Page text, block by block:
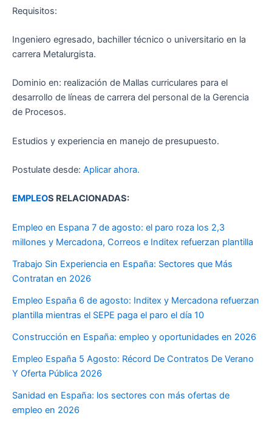
Requisitos:
Ingeniero egresado, bachiller técnico o universitario en la
carrera Metalurgista.
Dominio en: realización de Mallas curriculares para el
desarrollo de líneas de carrera del personal de la Gerencia
de Procesos.
Estudios y experiencia en manejo de presupuesto.
Postulate desde: Aplicar ahora.
EMPLEOS RELACIONADAS:
Empleo en Espana 7 de agosto: el paro roza los 2,3
millones y Mercadona, Correos e Inditex refuerzan plantilla
Trabajo Sin Experiencia en España: Sectores que Más
Contratan en 2026
Empleo España 6 de agosto: Inditex y Mercadona refuerzan
plantilla mientras el SEPE paga el paro el día 10
Construcción en España: empleo y oportunidades en 2026
Empleo España 5 Agosto: Récord De Contratos De Verano
Y Oferta Pública 2026
Sanidad en España: los sectores con más ofertas de
empleo en 2026